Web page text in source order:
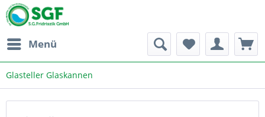
Menü
Glasteller Glaskannen